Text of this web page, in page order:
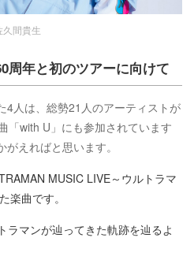
久間貴生
周年と初のツアーに向けて
人は、総勢21人のアーティストが
「with U」にも参加されています
えればと思います。
MUSIC LIVE～ウルトラマ
楽曲です。
ラマンが辿ってきた軌跡を辿るよ